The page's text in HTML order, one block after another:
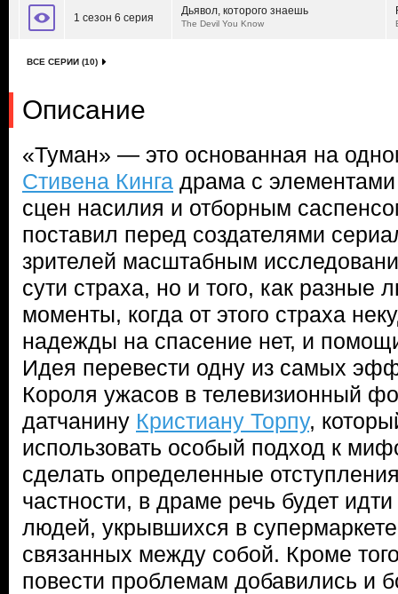
1 сезон 6 серия
Дьявол, которого знаешь
The Devil You Know
ВСЕ СЕРИИ (10)
Описание
«Туман» — это основанная на
Стивена Кинга драма с
сцен насилия и отборным
поставил перед создателями
зрителей масштабным
сути страха, но и того, как разные
моменты, когда от этого страха
надежды на спасение нет, и
Идея перевести одну из самых
Короля ужасов в телевизионный
датчанину Кристиану Торпу,
использовать особый подход к
сделать определенные
частности, в драме речь будет
людей, укрывшихся в
связанных между собой. Кроме
повести проблемам добавились и